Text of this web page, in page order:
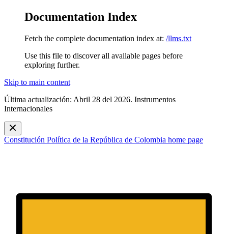
Documentation Index
Fetch the complete documentation index at: /llms.txt
Use this file to discover all available pages before
exploring further.
Skip to main content
Última actualización: Abril 28 del 2026. Instrumentos
Internacionales
Constitución Política de la República de Colombia home page